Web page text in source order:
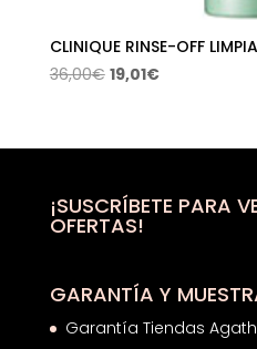
CLINIQUE RINSE-OFF
36,00€ El
era:
19,01€El
es:
¡SUSCRÍBETE PARA
OFERTAS!
GARANTÍA Y
Garantía Tiendas